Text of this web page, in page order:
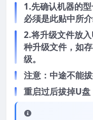
1.先确认机器的
必须是此贴中所介
2.将升级文件放
种升级文件，如
级。
注意：中途不能
重启过后拔掉U盘